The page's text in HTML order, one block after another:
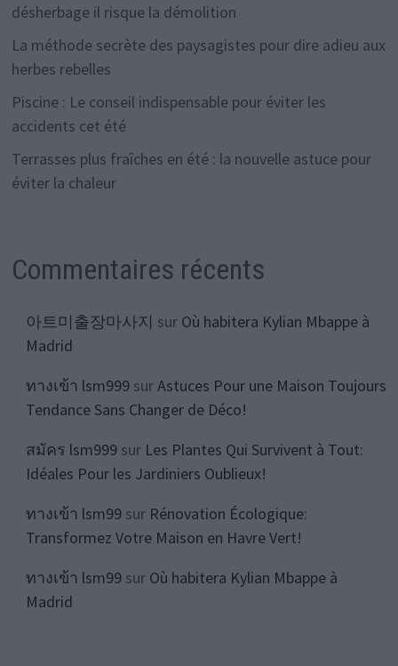
désherbage il risque la démolition
La méthode secrète des paysagistes pour dire adieu aux
herbes rebelles
Piscine : Le conseil indispensable pour éviter les
accidents cet été
Terrasses plus fraîches en été : la nouvelle astuce pour
éviter la chaleur
Commentaires récents
아트미출장마사지 sur Où habitera Kylian Mbappe à
Madrid
ทางเข้า lsm999surAstuces Pour une Maison Toujours
Tendance Sans Changer de Déco!
สมัคร lsm999sur Les Plantes Qui Survivent à Tout:
Idéales Pour les Jardiniers Oublieux!
ทางเข้า lsm99sur Rénovation Écologique:
Transformez Votre Maison en Havre Vert!
ทางเข้า lsm99sur Où habitera Kylian Mbappe à
Madrid